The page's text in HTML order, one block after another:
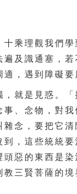
乘理觀我們學
及識通塞，
，遇到障礙要
就是見惑。「
、念物，對
念，要把它
，這些統統
惡的東西是
三賢菩薩的